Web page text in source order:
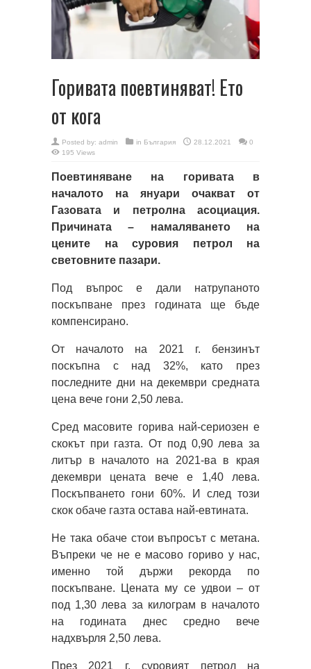
Горивата поевтиняват! Ето
от кога
Posted by: admin in България 28.12.2021
0
195 Views
Поевтиняване на горивата в
началото на януари очакват от
Газовата и петролна асоциация.
Причината – намаляването на
цените на суровия петрол на
световните пазари.
Под въпрос е дали натрупаното
поскъпване през годината ще бъде
компенсирано.
От началото на 2021 г. бензинът
поскъпна с над 32%, като през
последните дни на декември средната
цена вече гони 2,50 лева.
Сред масовите горива най-сериозен е
скокът при газта. От под 0,90 лева за
литър в началото на 2021-ва в края
декември цената вече е 1,40 лева.
Поскъпването гони 60%. И след този
скок обаче газта остава най-евтината.
Не така обаче стои въпросът с метана.
Въпреки че не е масово гориво у нас,
именно той държи рекорда по
поскъпване. Цената му се удвои – от
под 1,30 лева за килограм в началото
на годината днес средно вече
надхвърля 2,50 лева.
През 2021 г. суровият петрол на